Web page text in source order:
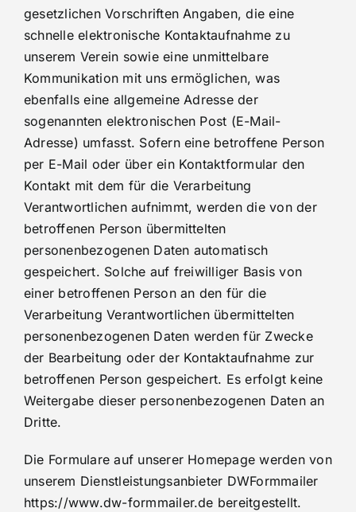
gesetzlichen Vorschriften Angaben, die eine
schnelle elektronische Kontaktaufnahme zu
unserem Verein sowie eine unmittelbare
Kommunikation mit uns ermöglichen, was
ebenfalls eine allgemeine Adresse der
sogenannten elektronischen Post (E-Mail-
Adresse) umfasst. Sofern eine betroffene Person
per E-Mail oder über ein Kontaktformular den
Kontakt mit dem für die Verarbeitung
Verantwortlichen aufnimmt, werden die von der
betroffenen Person übermittelten
personenbezogenen Daten automatisch
gespeichert. Solche auf freiwilliger Basis von
einer betroffenen Person an den für die
Verarbeitung Verantwortlichen übermittelten
personenbezogenen Daten werden für Zwecke
der Bearbeitung oder der Kontaktaufnahme zur
betroffenen Person gespeichert. Es erfolgt keine
Weitergabe dieser personenbezogenen Daten an
Dritte.
Die Formulare auf unserer Homepage werden von
unserem Dienstleistungsanbieter DWFormmailer
https://www.dw-formmailer.de bereitgestellt.